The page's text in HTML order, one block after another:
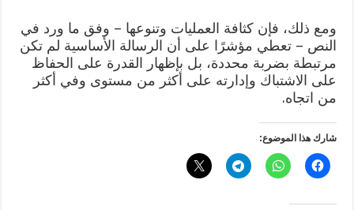
ومع ذلك، فإن كثافة العمليات وتنوعها – وفق ما ورد في
النص – تعطي مؤشرًا على أن الرسالة الأساسية لم تكن
مرتبطة بضربة محددة، بل بإظهار القدرة على الحفاظ
على الاشتباك وإدارته على أكثر من مستوى وفي أكثر
من اتجاه.
شارك هذا الموضوع: